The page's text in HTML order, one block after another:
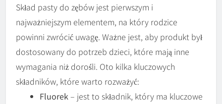
Skład pasty do zębów jest pierwszym i
najważniejszym elementem, na który rodzice
powinni zwrócić uwagę. Ważne jest, aby produkt był
dostosowany do potrzeb dzieci, które mają inne
wymagania niż dorośli. Oto kilka kluczowych
składników, które warto rozważyć:
Fluorek – jest to składnik, który ma kluczowe